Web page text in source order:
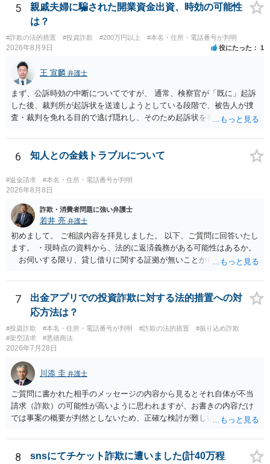
て、ご母堂の自宅の市町村役場に相談するのが正しいやり方になりま
5
親戚夫婦に騙された開業資金出資、時効の可能性
は？
#詐欺の法的措置 #投資詐欺 #200万円以上 #本名・住所・電話番号が判明
2026年8月9日 役にたった 1
王 宣麟 弁護士
まず、公訴時効の中断についてですが、 通常、検察官が「既に」起訴
した後、裁判所が起訴状を送達しようとしている段階で、被告人が捜
査・裁判を免れる目的で逃げ隠れし、そのため起訴状を有効に送達で
この規定によって時効が停止するわけではありません。 その意味で
は、刑事事件化するという部分ではややハードルが高いように見受け
事事件として、損害賠償請求や貸金返還請求等により、裁判所を通じ
て返金を求める方法も考えられますが、結局は相手方に資力があるか
否かにより結論が分かれます。
6 知人との金銭トラブルについて
#返金請求 #本名・住所・電話番号が判明
2026年8月8日
詐欺・消費者問題に強い弁護士
若井 亮 弁護士
初めまして。 ご相談内容を拝見しました。 以下、ご質問に回答いたし
ます。 ・現時点の資料から、法的に返済義務がある可能性はあるか。
お伺いする限り、貸し借りに関する証拠が無いことから、相手方が
主張や現在の資料を踏まえ、今後どのように対応するのが適切か。
贈与か消費貸借かの争いにおいては、様々な圧力をかけて回収をしよ
うとするケースも散見されます。 ご自身での対応に窮するようであ
れば、代理人を立てることもご検討ください。 ・相手へ送る回答文に
ついてアドバイスをいただけるか。 具体的な回答内容については、
一般的に無料法律相談での対応外になろうかと思います。 法律事務
7
出金アプリでの投資詐欺に対する法的措置への対
応方法は？
#投資詐欺 #本名・住所・電話番号が判明 #詐欺の法的措置
#振り込め詐欺
#架空請求
#悪徳商法
2026年7月28日
川添 圭 弁護士
ご質問に書かれた相手のメッセージの内容から見るとそれ自体が不当
請求（詐欺）の可能性が高いように思われますが、お書きの内容だけ
では事案の概要が判然としないため、正確な検討が難しいです。例え
画面を見て貰いながらアドバイスう受けた方が確実です。
8
snsにてチケット詐欺に遭いました(計40万程